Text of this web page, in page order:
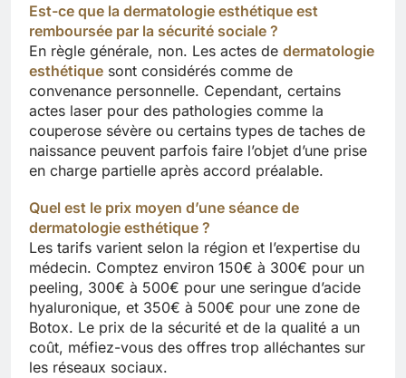
Est-ce que la dermatologie esthétique est
remboursée par la sécurité sociale ?
En règle générale, non. Les actes de dermatologie
esthétique sont considérés comme de
convenance personnelle. Cependant, certains
actes laser pour des pathologies comme la
couperose sévère ou certains types de taches de
naissance peuvent parfois faire l’objet d’une prise
en charge partielle après accord préalable.
Quel est le prix moyen d’une séance de
dermatologie esthétique ?
Les tarifs varient selon la région et l’expertise du
médecin. Comptez environ 150€ à 300€ pour un
peeling, 300€ à 500€ pour une seringue d’acide
hyaluronique, et 350€ à 500€ pour une zone de
Botox. Le prix de la sécurité et de la qualité a un
coût, méfiez-vous des offres trop alléchantes sur
les réseaux sociaux.